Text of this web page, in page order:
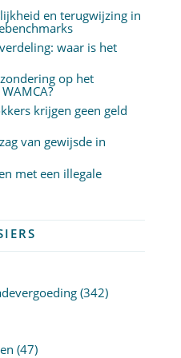
en terugwijzing in
waar is het
op het
krijgen geen geld
van gewijsde in
met een illegale
(342)
(47)